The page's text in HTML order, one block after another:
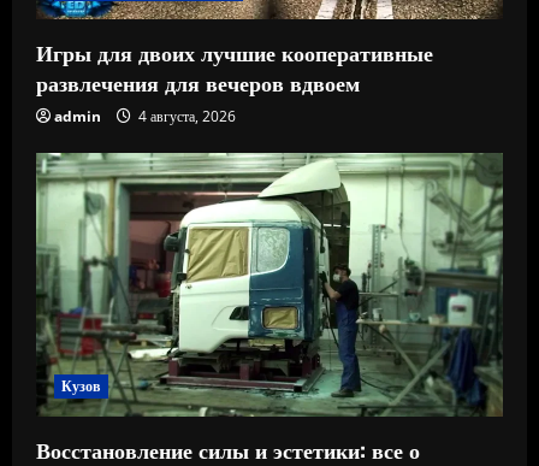
Игры для двоих лучшие кооперативные
развлечения для вечеров вдвоем
admin 4 августа, 2026
Кузов
Восстановление силы и эстетики: все о